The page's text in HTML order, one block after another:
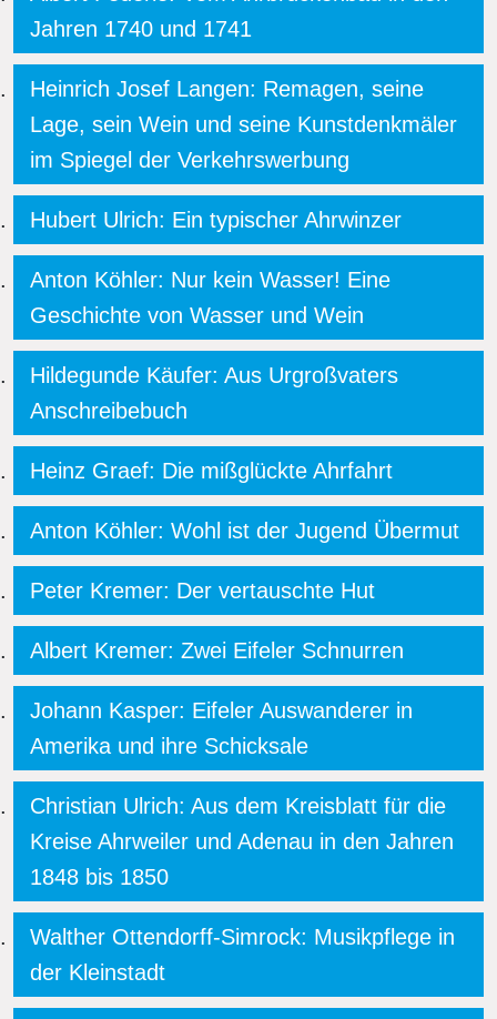
Jahren 1740 und 1741
Heinrich Josef Langen: Remagen, seine
Lage, sein Wein und seine Kunstdenkmäler
im Spiegel der Verkehrswerbung
Hubert Ulrich: Ein typischer Ahrwinzer
Anton Köhler: Nur kein Wasser! Eine
Geschichte von Wasser und Wein
Hildegunde Käufer: Aus Urgroßvaters
Anschreibebuch
Heinz Graef: Die mißglückte Ahrfahrt
Anton Köhler: Wohl ist der Jugend Übermut
Peter Kremer: Der vertauschte Hut
Albert Kremer: Zwei Eifeler Schnurren
Johann Kasper: Eifeler Auswanderer in
Amerika und ihre Schicksale
Christian Ulrich: Aus dem Kreisblatt für die
Kreise Ahrweiler und Adenau in den Jahren
1848 bis 1850
Walther Ottendorff-Simrock: Musikpflege in
der Kleinstadt